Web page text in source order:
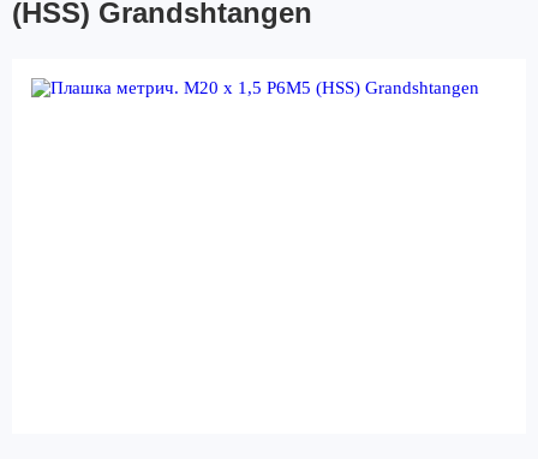
(HSS) Grandshtangen